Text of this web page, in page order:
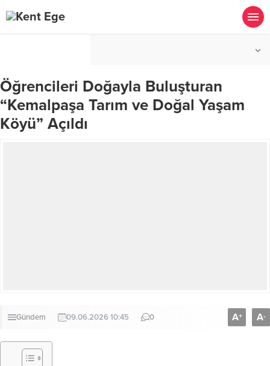
Öğrencileri Doğayla Buluşturan
“Kemalpaşa Tarım ve Doğal Yaşam
Köyü” Açıldı
Gündem 09.06.2026 10:45 0 A+ A-